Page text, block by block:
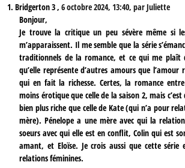
1. Bridgerton 3 ,6 octobre 2024, 13:40,parJuliette
Bonjour,
Je trouve la critique un peu sévère même si
m’apparaissent. Il me semble que la série
traditionnels de la romance, et ce qui me plaît
qu’elle représente d’autres amours que l’amour
qui en fait la richesse. Certes, la romance
moins érotique que celle de la saison 2, mais
bien plus riche que celle de Kate (qui n’a pour
mère). Pénelope a une mère avec qui la
soeurs avec qui elle est en conflit, Colin qui est
amant, et Eloïse. Je crois aussi que cette série
relations féminines.